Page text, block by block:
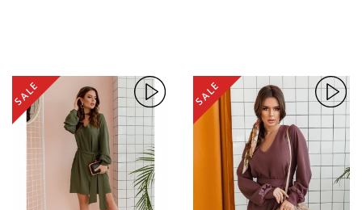
SALE SALE